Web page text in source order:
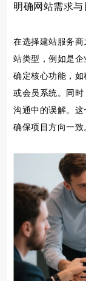
明确网站需求与
在选择建站服务商
站类型，例如是企
确定核心功能，
或会员系统。同
沟通中的误解。这
确保项目方向一致